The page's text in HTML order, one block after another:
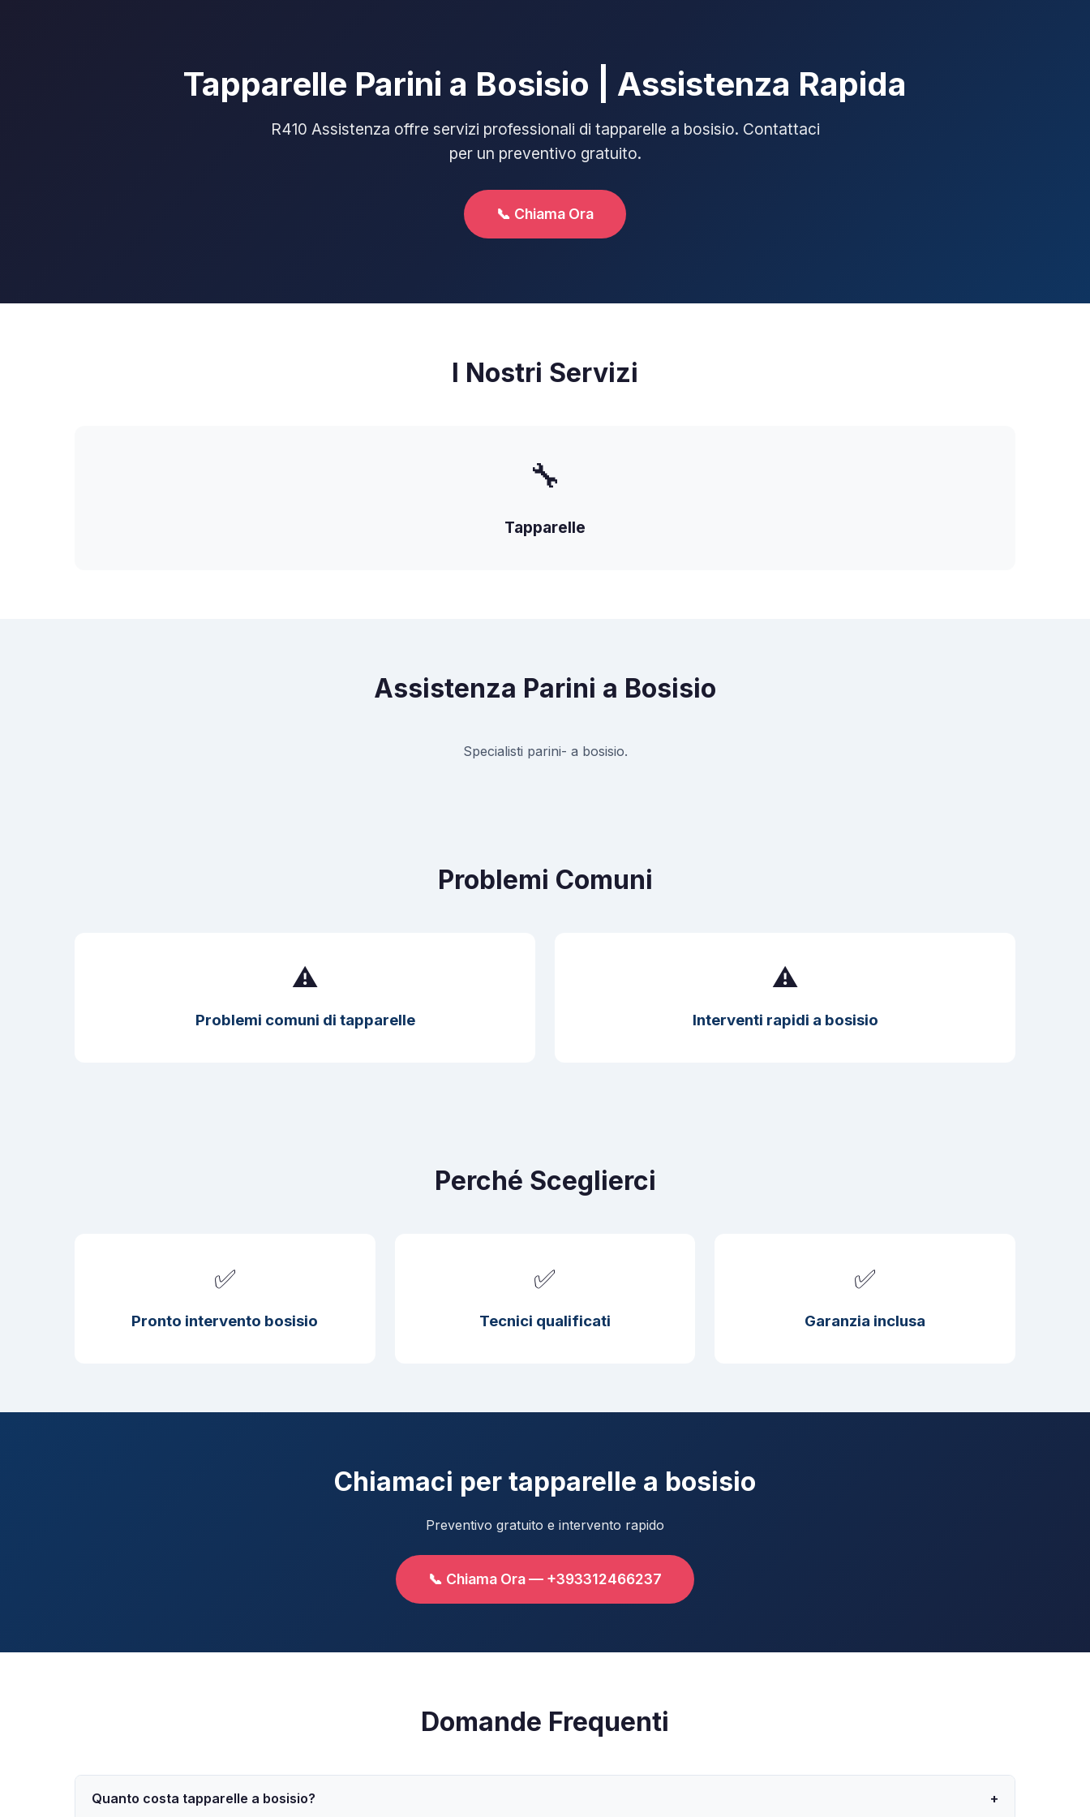
Tapparelle Parini a Bosisio | Assistenza Rapida
R410 Assistenza offre servizi professionali di tapparelle a bosisio. Contattaci
per un preventivo gratuito.
📞 Chiama Ora
I Nostri Servizi
🔧
Tapparelle
Assistenza Parini a Bosisio
Specialisti parini- a bosisio.
Problemi Comuni
⚠️
Problemi comuni di tapparelle
⚠️
Interventi rapidi a bosisio
Perché Sceglierci
✅
Pronto intervento bosisio
✅
Tecnici qualificati
✅
Garanzia inclusa
Chiamaci per tapparelle a bosisio
Preventivo gratuito e intervento rapido
📞 Chiama Ora — +393312466237
Domande Frequenti
Quanto costa tapparelle a bosisio? +